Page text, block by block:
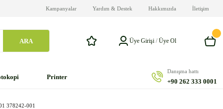
Kampanyalar Yardım & Destek Hakkımızda İletişim
ARA Üye Girişi /Üye Ol
Printer
Danışma hattı
+90 262 333 0001
378242-001